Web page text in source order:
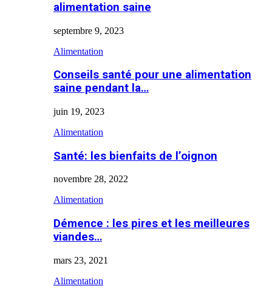
alimentation saine
septembre 9, 2023
Alimentation
Conseils santé pour une alimentation
saine pendant la…
juin 19, 2023
Alimentation
Santé: les bienfaits de l’oignon
novembre 28, 2022
Alimentation
Démence : les pires et les meilleures
viandes…
mars 23, 2021
Alimentation